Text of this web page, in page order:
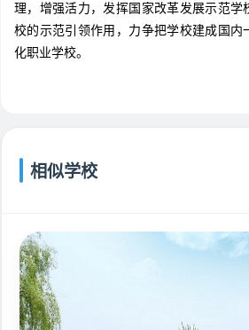
理，增强活力，发挥国家改革发展示范学
校的示范引领作用，力争把学校建成国内
化职业学校。
相似学校